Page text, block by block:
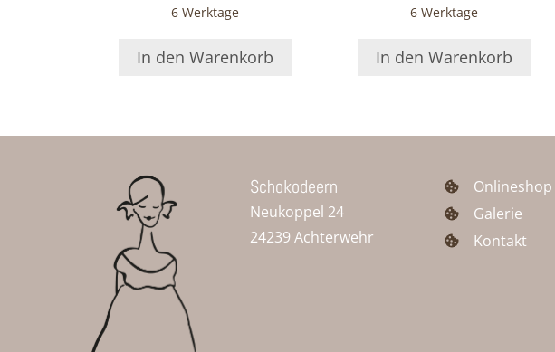
6 Werktage
In den Warenkorb
6 Werktage
In den Warenkorb
Schokodeern
Neukoppel 24
24239 Achterwehr
Onlineshop
Galerie
Kontakt